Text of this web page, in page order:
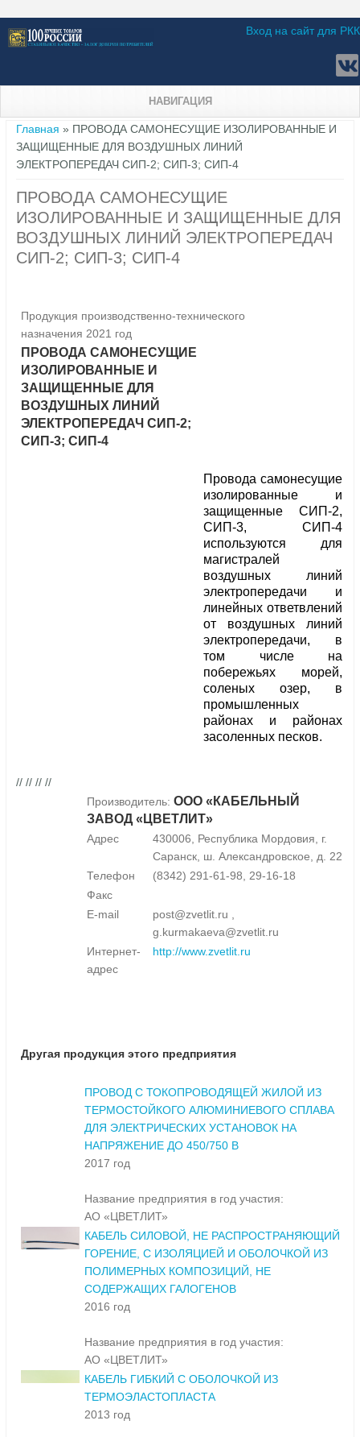
Вход на сайт для РКК
НАВИГАЦИЯ
Вы здесь
Главная » ПРОВОДА САМОНЕСУЩИЕ ИЗОЛИРОВАННЫЕ И
ЗАЩИЩЕННЫЕ ДЛЯ ВОЗДУШНЫХ ЛИНИЙ
ЭЛЕКТРОПЕРЕДАЧ СИП-2; СИП-3; СИП-4
ПРОВОДА САМОНЕСУЩИЕ
ИЗОЛИРОВАННЫЕ И ЗАЩИЩЕННЫЕ ДЛЯ
ВОЗДУШНЫХ ЛИНИЙ ЭЛЕКТРОПЕРЕДАЧ
СИП-2; СИП-3; СИП-4
Продукция производственно-технического
назначения 2021 год
ПРОВОДА САМОНЕСУЩИЕ
ИЗОЛИРОВАННЫЕ И
ЗАЩИЩЕННЫЕ ДЛЯ
ВОЗДУШНЫХ ЛИНИЙ
ЭЛЕКТРОПЕРЕДАЧ СИП-2;
СИП-3; СИП-4
Провода самонесущие
изолированные и
защищенные СИП-2,
СИП-3, СИП-4
используются для
магистралей
воздушных линий
электропередачи и
линейных ответвлений
от воздушных линий
электропередачи, в
том числе на
побережьях морей,
соленых озер, в
промышленных
районах и районах
засоленных песков.
// // // //
Производитель: ООО «КАБЕЛЬНЫЙ
ЗАВОД «ЦВЕТЛИТ»
Адрес
430006, Республика Мордовия, г.
Саранск, ш. Александровское, д. 22
Телефон
(8342) 291-61-98, 29-16-18
Факс
E-mail
post@zvetlit.ru ,
g.kurmakaeva@zvetlit.ru
Интернет-
адрес
http://www.zvetlit.ru
Другая продукция этого предприятия
ПРОВОД С ТОКОПРОВОДЯЩЕЙ ЖИЛОЙ ИЗ
ТЕРМОСТОЙКОГО АЛЮМИНИЕВОГО СПЛАВА
ДЛЯ ЭЛЕКТРИЧЕСКИХ УСТАНОВОК НА
НАПРЯЖЕНИЕ ДО 450/750 В
2017 год
Название предприятия в год участия:
АО «ЦВЕТЛИТ»
КАБЕЛЬ СИЛОВОЙ, НЕ РАСПРОСТРАНЯЮЩИЙ
ГОРЕНИЕ, С ИЗОЛЯЦИЕЙ И ОБОЛОЧКОЙ ИЗ
ПОЛИМЕРНЫХ КОМПОЗИЦИЙ, НЕ
СОДЕРЖАЩИХ ГАЛОГЕНОВ
2016 год
Название предприятия в год участия:
АО «ЦВЕТЛИТ»
КАБЕЛЬ ГИБКИЙ С ОБОЛОЧКОЙ ИЗ
ТЕРМОЭЛАСТОПЛАСТА
2013 год